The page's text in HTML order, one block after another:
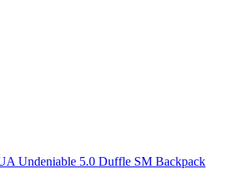
Undeniable 5.0 Duffle SM Backpack